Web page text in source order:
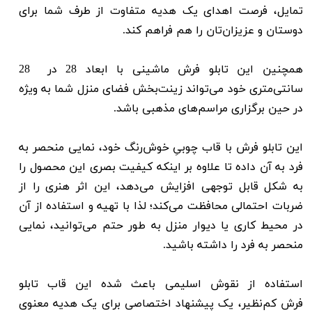
تمایل، فرصت اهدای یک هدیه‌ متفاوت از طرف شما برای
دوستان و عزیزان‌تان را هم فراهم کند.
همچنین این تابلو فرش ماشینی با ابعاد 28 در 28
سانتی‌متری خود می‌تواند زینت‌بخش فضای منزل شما به ویژه
در حین برگزاری مراسم‌های مذهبی باشد.
این تابلو فرش با قاب چوبیِ خوش‌رنگ خود، نمایی منحصر به
فرد به آن داده تا علاوه بر اینکه کیفیت بصری این محصول را
به شکل قابل توجهی افزایش می‌دهد، این اثر هنری را از
ضربات احتمالی محافظت می‌کند؛ لذا با تهیه و استفاده از آن
در محیط کاری یا دیوار منزل به طور حتم می‌توانید، نمایی
منحصر به فرد را داشته باشید.
استفاده از نقوش اسلیمی باعث شده این قاب تابلو
فرش کم‌نظیر، یک پیشنهاد اختصاصی برای یک هدیه معنوی